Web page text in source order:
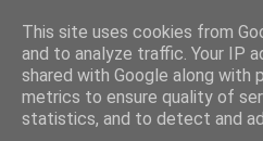
Enjoy the little
Pamiętnik z podróży przez życie
This site uses cookies from
and to analyze traffic. Your IP
shared with Google along with
metrics to ensure quality of
statistics, and to detect and